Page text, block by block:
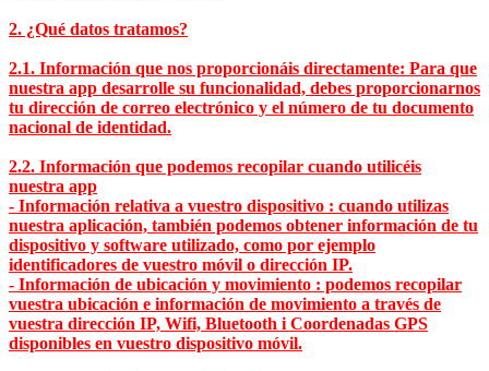
2. ¿Qué datos tratamos?
2.1. Información que nos proporcionáis directamente: Para que
nuestra app desarrolle su funcionalidad, debes proporcionarnos
tu dirección de correo electrónico y el número de tu documento
nacional de identidad.
2.2. Información que podemos recopilar cuando utilicéis
nuestra app
- Información relativa a vuestro dispositivo : cuando utilizas
nuestra aplicación, también podemos obtener información de tu
dispositivo y software utilizado, como por ejemplo
identificadores de vuestro móvil o dirección IP.
- Información de ubicación y movimiento : podemos recopilar
vuestra ubicación e información de movimiento a través de
vuestra dirección IP, Wifi, Bluetooth i Coordenadas GPS
disponibles en vuestro dispositivo móvil.